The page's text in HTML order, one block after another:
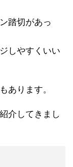
踏切があっ
しやすくいい
あります。
介してきまし